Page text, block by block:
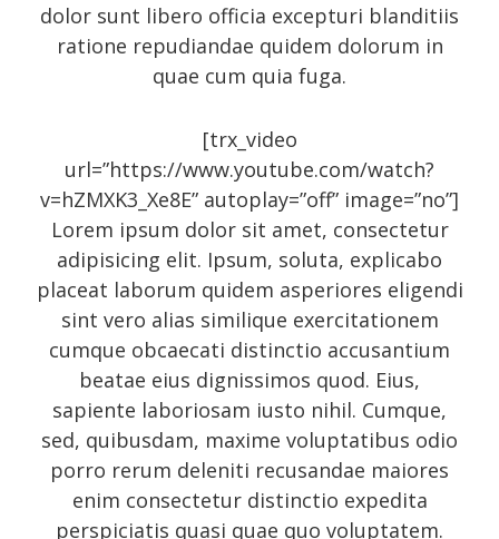
Full
Gallery
Homewear
Icon
Large gallery style
Medium gallery style
Our Blog
Photo
Photography
Review
Review sidebar
Shortcodes
dolor sunt libero officia excepturi blanditiis
ratione repudiandae quidem dolorum in
quae cum quia fuga.
[trx_video
url=”https://www.youtube.com/watch?
v=hZMXK3_Xe8E” autoplay=”off” image=”no”]
Lorem ipsum dolor sit amet, consectetur
adipisicing elit. Ipsum, soluta, explicabo
placeat laborum quidem asperiores eligendi
sint vero alias similique exercitationem
cumque obcaecati distinctio accusantium
beatae eius dignissimos quod. Eius,
sapiente laboriosam iusto nihil. Cumque,
sed, quibusdam, maxime voluptatibus odio
porro rerum deleniti recusandae maiores
enim consectetur distinctio expedita
perspiciatis quasi quae quo voluptatem.